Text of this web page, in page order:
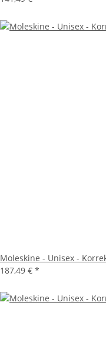
Moleskine - Unisex -
187,49 € *